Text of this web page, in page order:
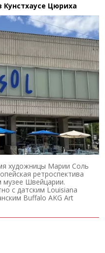
Цюриха
художницы Марии Соль
ретроспектива
музее Швейцарии.
с датским Louisiana
Buffalo AKG Art